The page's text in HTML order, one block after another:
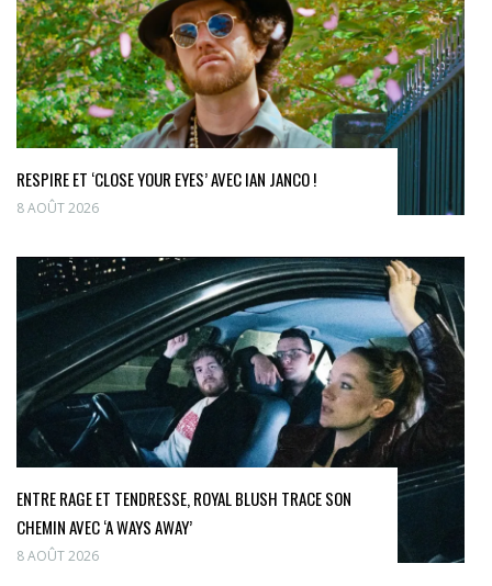
RESPIRE ET ‘CLOSE YOUR EYES’ AVEC IAN JANCO !
8 AOÛT 2026
ENTRE RAGE ET TENDRESSE, ROYAL BLUSH TRACE SON
CHEMIN AVEC ‘A WAYS AWAY’
8 AOÛT 2026